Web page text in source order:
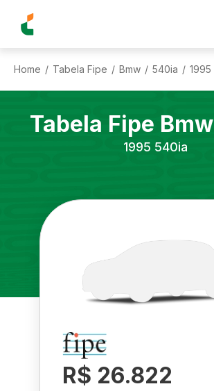
Home / Tabela Fipe / Bmw / 540ia / 1995
Tabela Fipe Bmw
1995 540ia
R$ 26.822